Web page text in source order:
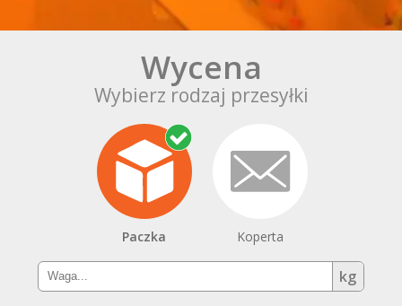
Wycena
Wybierz rodzaj przesyłki
Paczka Koperta
kg